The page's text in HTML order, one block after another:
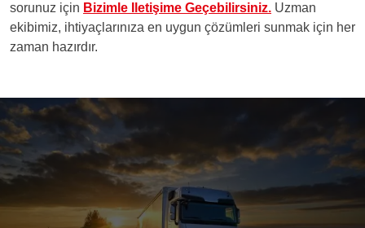
sorunuz için Bizimle Iletişime Geçebilirsiniz. Uzman
ekibimiz, ihtiyaçlarınıza en uygun çözümleri sunmak için her
zaman hazırdır.